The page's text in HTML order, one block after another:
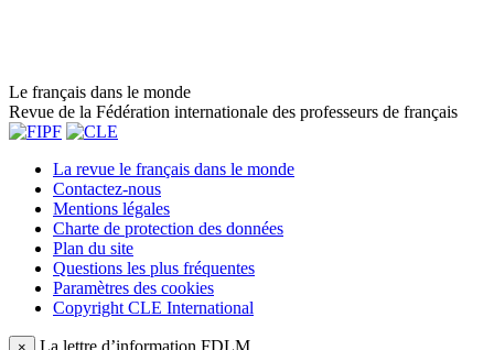
Le français dans le monde
Revue de la Fédération internationale des professeurs de français
La revue le français dans le monde
Contactez-nous
Mentions légales
Charte de protection des données
Plan du site
Questions les plus fréquentes
Paramètres des cookies
Copyright CLE International
La lettre d’information FDLM